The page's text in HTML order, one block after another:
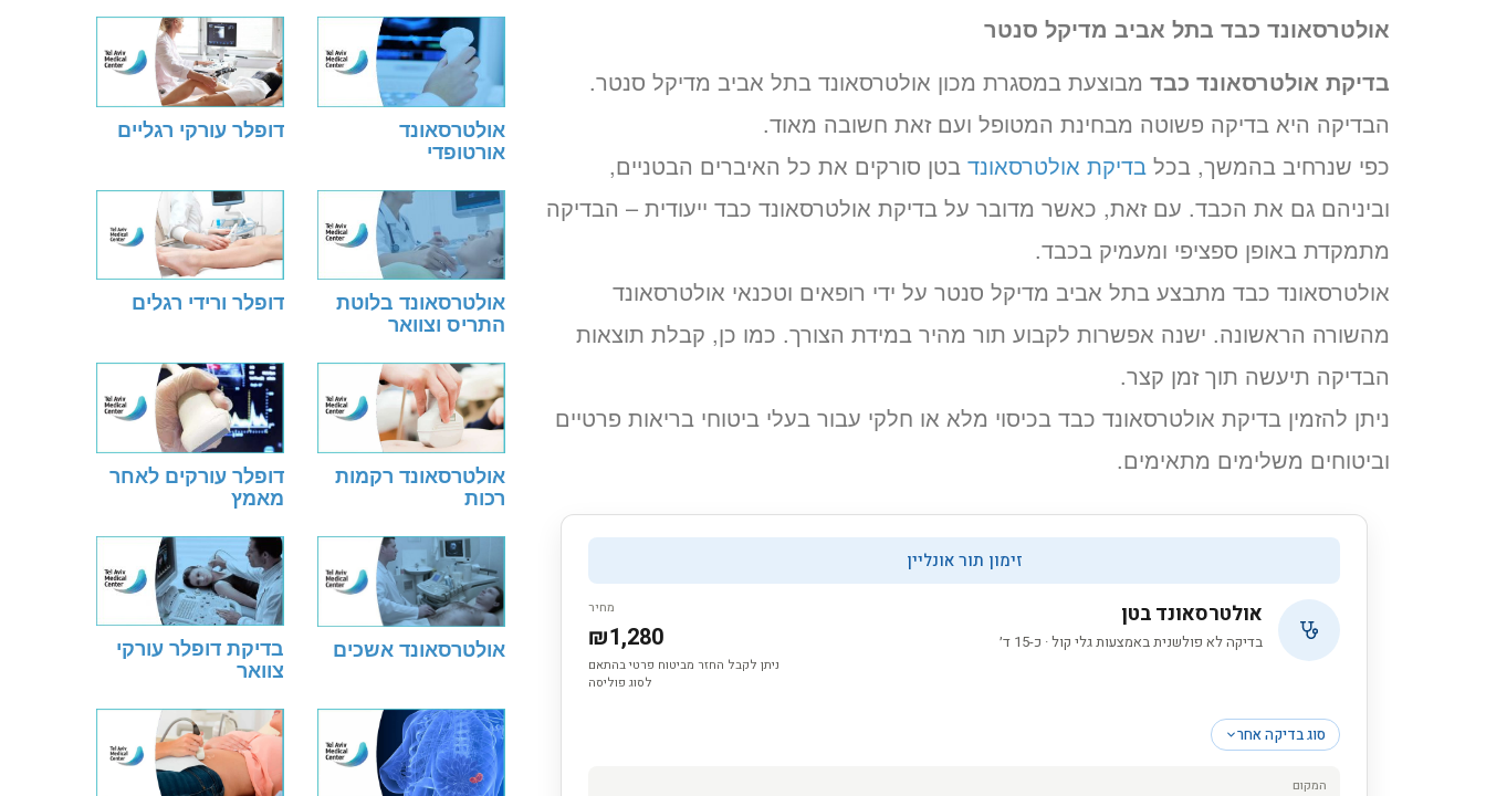
אולטרסאונד כבד בתל אביב מדיקל סנטר
בדיקת אולטרסאונד כבד מבוצעת במסגרת מכון אולטרסאונד בתל אביב מדיקל סנטר.
הבדיקה היא בדיקה פשוטה מבחינת המטופל ועם זאת חשובה מאוד.
כפי שנרחיב בהמשך, בכל בדיקת אולטרסאונד בטן סורקים את כל האיברים הבטניים,
וביניהם גם את הכבד. עם זאת, כאשר מדובר על בדיקת אולטרסאונד כבד ייעודית – הבדיקה
מתמקדת באופן ספציפי ומעמיק בכבד.
אולטרסאונד כבד מתבצע בתל אביב מדיקל סנטר על ידי רופאים וטכנאי אולטרסאונד
מהשורה הראשונה. ישנה אפשרות לקבוע תור מהיר במידת הצורך. כמו כן, קבלת תוצאות
הבדיקה תיעשה תוך זמן קצר.
ניתן להזמין בדיקת אולטרסאונד כבד בכיסוי מלא או חלקי עבור בעלי ביטוחי בריאות פרטיים
וביטוחים משלימים מתאימים.
אולטרסאונד
אורטופדי
דופלר עורקי רגליים
אולטרסאונד בלוטת
התריס וצוואר
דופלר ורידי רגלים
אולטרסאונד רקמות
רכות
דופלר עורקים לאחר
מאמץ
אולטרסאונד אשכים בדיקת דופלר עורקי
צוואר